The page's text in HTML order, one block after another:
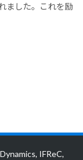
ました。これを励
IFReC,